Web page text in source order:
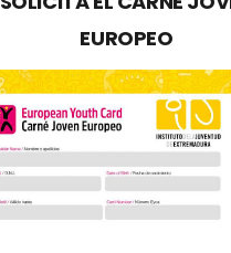
EUROPEO